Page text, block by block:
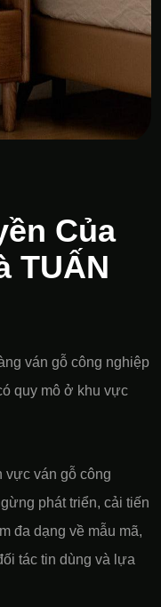
Của
TUẤN
ván gỗ công nghiệp
quy mô ở khu vực
vực ván gỗ công
phát triển, cải tiến
đa dạng về mẫu mã,
tác tin dùng và lựa